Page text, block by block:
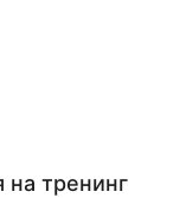
на тренинг